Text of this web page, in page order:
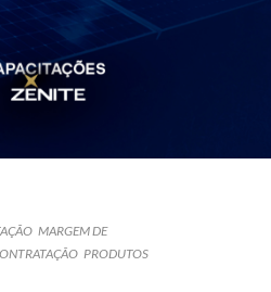
MARGEM DE
PRODUTOS